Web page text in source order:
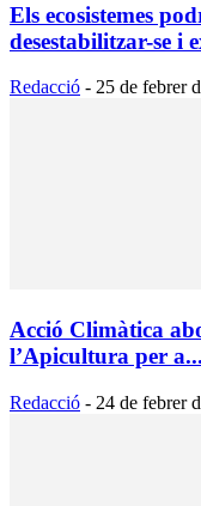
Els ecosistemes
desestabilitzar-se i
Redacció - 25 de febrer
Acció Climàtica
l’Apicultura per a...
Redacció - 24 de febrer